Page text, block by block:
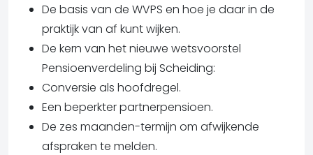
De basis van de WVPS en hoe je daar in de
praktijk van af kunt wijken.
De kern van het nieuwe wetsvoorstel
Pensioenverdeling bij Scheiding:
Conversie als hoofdregel.
Een beperkter partnerpensioen.
De zes maanden-termijn om afwijkende
afspraken te melden.